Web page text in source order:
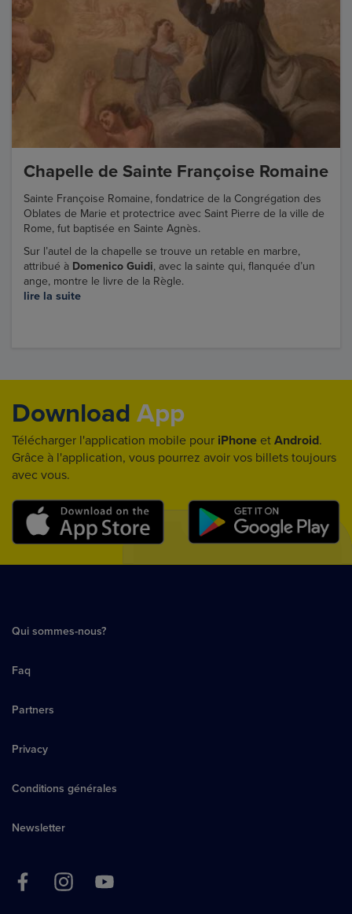
Chapelle de Sainte Françoise Romaine
Sainte Françoise Romaine, fondatrice de la Congrégation des
Oblates de Marie et protectrice avec Saint Pierre de la ville de
Rome, fut baptisée en Sainte Agnès.
Sur l’autel de la chapelle se trouve un retable en marbre,
attribué à Domenico Guidi, avec la sainte qui, flanquée d’un
ange, montre le livre de la Règle.
lire la suite
Download App
Télécharger l'application mobile pour iPhone et Android.
Grâce à l'application, vous pourrez avoir vos billets toujours
avec vous.
Qui sommes-nous?
Faq
Partners
Privacy
Conditions générales
Newsletter